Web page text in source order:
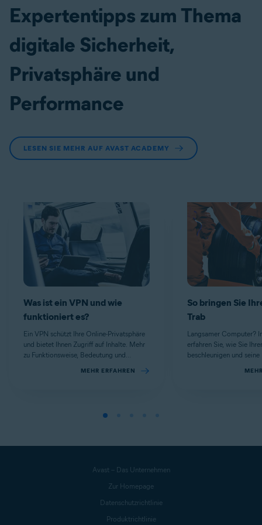
Expertentipps zum Thema
digitale Sicherheit,
Privatsphäre und
Performance
LESEN SIE MEHR AUF AVAST ACADEMY
Was ist ein VPN und wie
funktioniert es?
Ein VPN schützt Ihre Online-Privatsphäre
und bietet Ihnen Zugriff auf Inhalte. Mehr
zu Funktionsweise, Bedeutung und
MEHR ERFAHREN
So bringen Sie
Trab
Langsamer Computer?
erfahren Sie, wie Sie
beschleunigen und seine
Datenschutzrichtlinie
Produktrichtlinie
Avast – Das Unternehmen
Zur Homepage